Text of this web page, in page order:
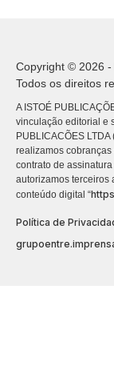
Copyright © 2026 -
Todos os direitos
A ISTOÉ
vinculação editorial e
PUBLICACÕES
realizamos
contrato de
autorizamos terceiros
conteúdo digital “
Política de